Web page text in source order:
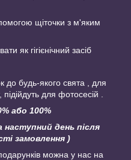
щіточки з м'яким
як гігієнічний засіб
до будь-якого свята , для
для фотосесій .
або 100%
наступний день після
замовлення )
можна у нас на